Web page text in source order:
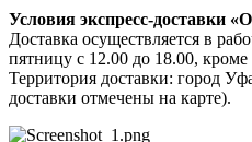
Условия экспресс-доставки
Доставка осуществляется в
пятницу с 12.00 до 18.00,
Территория доставки: город
доставки отмечены на карте).